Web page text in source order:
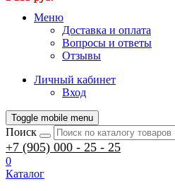
Меню
Доставка и оплата
Вопросы и ответы
Отзывы
Личный кабинет
Вход
Toggle mobile menu
Поиск
+7 (905) 000 - 25 - 25
0
Каталог